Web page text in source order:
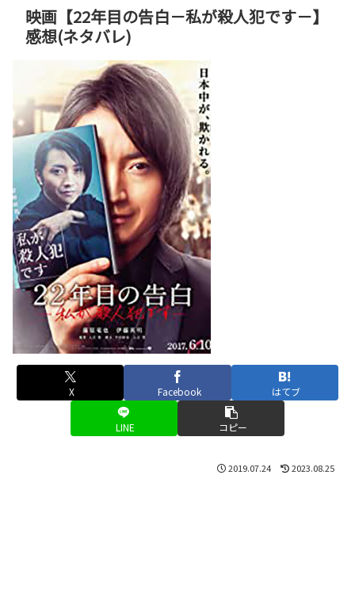
映画【22年目の告白－私が殺人犯です－】
感想(ネタバレ)
X Facebook はてブ
LINE コピー
2019.07.24 2023.08.25